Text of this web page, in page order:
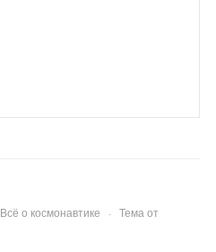
Всё о космонавтике · Тема от